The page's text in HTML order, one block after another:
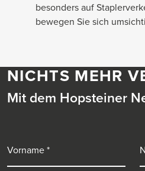
besonders auf
bewegen Sie sich
NICHTS MEHR
Mit dem Hopsteiner